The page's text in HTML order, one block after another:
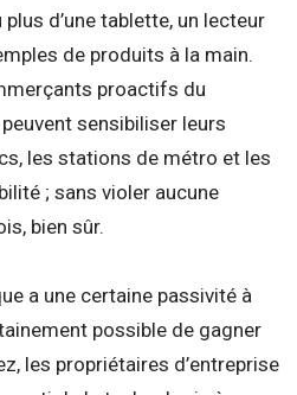
d’une tablette, un lecteur
de produits à la main.
proactifs du
sensibiliser leurs
les stations de métro et les
; sans violer aucune
bien sûr.
a une certaine passivité à
possible de gagner
les propriétaires d’entreprise